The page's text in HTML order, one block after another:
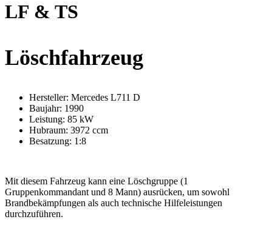
LF & TS
Löschfahrzeug
Hersteller: Mercedes L711 D
Baujahr: 1990
Leistung: 85 kW
Hubraum: 3972 ccm
Besatzung: 1:8
Mit diesem Fahrzeug kann eine Löschgruppe (1
Gruppenkommandant und 8 Mann) ausrücken, um sowohl
Brandbekämpfungen als auch technische Hilfeleistungen
durchzuführen.